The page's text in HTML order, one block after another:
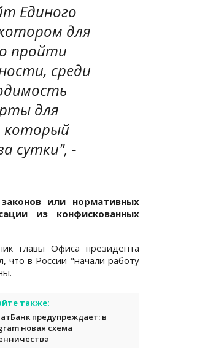
Единого
для
пройти
среди
для
который
сутки", -
или нормативных
из конфискованных
главы Офиса президента
что в России "начали работу
также:
предупреждает: в
новая схема